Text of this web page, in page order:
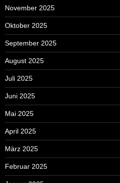
November 2025
Oktober 2025
September 2025
August 2025
Juli 2025
Juni 2025
Mai 2025
April 2025
März 2025
Februar 2025